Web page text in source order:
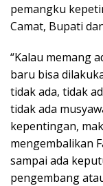
pemangku
Camat, Bupati
“Kalau memang
baru bisa
tidak ada, tidak
tidak ada
kepentingan,
mengembalikan
sampai ada
pengembang